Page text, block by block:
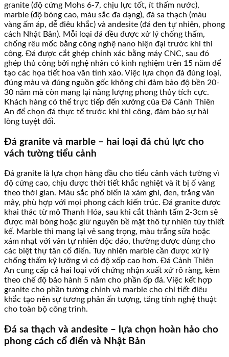
granite (độ cứng Mohs 6-7, chịu lực tốt, ít thấm nước),
marble (độ bóng cao, màu sắc đa dạng), đá sa thạch (màu
vàng ấm áp, dễ điêu khắc) và andesite (đá đen tự nhiên, phong
cách Nhật Bản). Mỗi loại đá đều được xử lý chống thấm,
chống rêu mốc bằng công nghệ nano hiện đại trước khi thi
công. Đá được cắt ghép chính xác bằng máy CNC, sau đó
ghép thủ công bởi nghệ nhân có kinh nghiệm trên 15 năm để
tạo các họa tiết hoa văn tinh xảo. Việc lựa chọn đá đúng loại,
đúng màu và đúng nguồn gốc không chỉ đảm bảo độ bền 20-
30 năm mà còn mang lại năng lượng phong thủy tích cực.
Khách hàng có thể trực tiếp đến xưởng của Đá Cảnh Thiên
An để chọn đá thực tế trước khi thi công, đảm bảo sự hài
lòng tuyệt đối.
Đá granite và marble – hai loại đá chủ lực cho
vách tường tiểu cảnh
Đá granite là lựa chọn hàng đầu cho tiểu cảnh vách tường vì
độ cứng cao, chịu được thời tiết khắc nghiệt và ít bị ố vàng
theo thời gian. Màu sắc phổ biến là xám ghi, đen, trắng vân
mây, phù hợp với mọi phong cách kiến trúc. Đá granite được
khai thác từ mỏ Thanh Hóa, sau khi cắt thành tấm 2-3cm sẽ
được mài bóng hoặc giữ nguyên bề mặt thô tự nhiên tùy thiết
kế. Marble thì mang lại vẻ sang trọng, màu trắng sữa hoặc
xám nhạt với vân tự nhiên độc đáo, thường được dùng cho
các biệt thự tân cổ điển. Tuy nhiên marble cần được xử lý
chống thấm kỹ lưỡng vì có độ xốp cao hơn. Đá Cảnh Thiên
An cung cấp cả hai loại với chứng nhận xuất xứ rõ ràng, kèm
theo chế độ bảo hành 5 năm cho phần ốp đá. Việc kết hợp
granite cho phần tường chính và marble cho chi tiết điêu
khắc tạo nên sự tương phản ấn tượng, tăng tính nghệ thuật
cho toàn bộ công trình.
Đá sa thạch và andesite – lựa chọn hoàn hảo cho
phong cách cổ điển và Nhật Bản